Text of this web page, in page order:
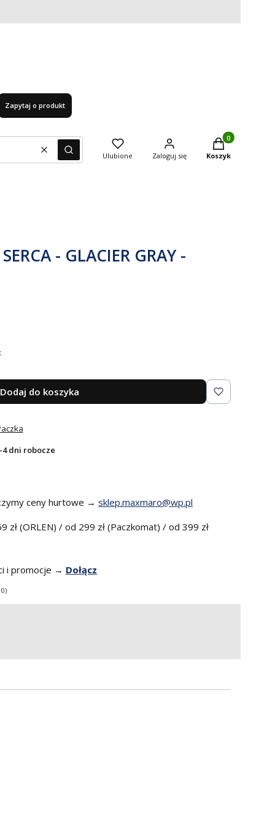
Zapytaj o produkt
WyczyśćSzukaj Ulubione Zaloguj się
Produkty w
Koszyk
- GLACIER GRAY -
Dodaj do koszyka
4 dni robocze
ceny hurtowe → sklep.maxmaro@wp.pl
zł (ORLEN) / od 299 zł (Paczkomat) / od 399 zł
i promocje → Dołącz